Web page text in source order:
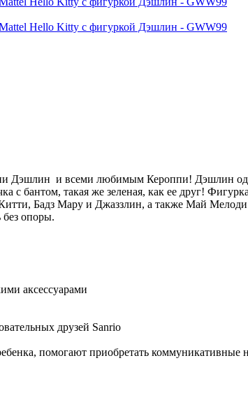
Дэшлин и всеми любимым Кероппи! Дэшлин
с бантом, такая же зеленая, как ее друг!
Бадз Мару и Джаззлин, а также Май
без опоры.
аксессуарами
друзей Sanrio
помогают приобретать